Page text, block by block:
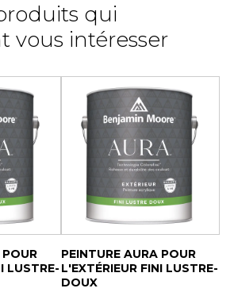
qui
vous intéresser
POUR
LUSTRE-
PEINTURE AURA POUR
L'EXTÉRIEUR FINI LUSTRE-
DOUX